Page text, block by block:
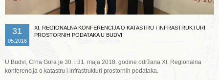
31
05.2018
XI. REGIONALNA KONFERENCIJA O KATASTRU I INFRASTRUKTURI
PROSTORNIH PODATAKA U BUDVI
U Budvi, Crna Gora je 30. i 31. maja 2018. godine održana XI. Regionalna
konferencija o katastru i infrastrukturi prostornih podataka.